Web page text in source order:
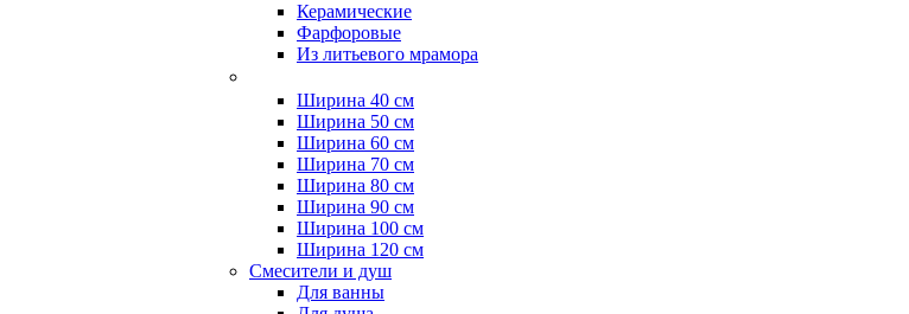
Керамические
Фарфоровые
Из литьевого мрамора
Ширина 40 см
Ширина 50 см
Ширина 60 см
Ширина 70 см
Ширина 80 см
Ширина 90 см
Ширина 100 см
Ширина 120 см
Смесители и душ
Для ванны